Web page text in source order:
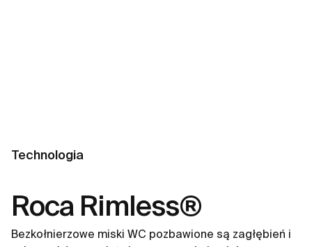
Technologia
Roca Rimless®
Bezkołnierzowe miski WC pozbawione są zagłębień i